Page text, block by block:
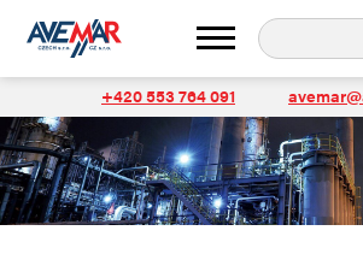
+420 553 764 091